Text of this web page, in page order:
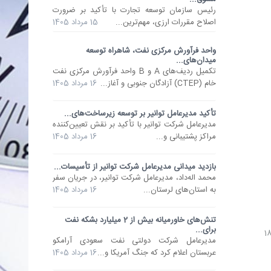
رئیس سازمان توسعه تجارت با تأکید بر ضرورت
اصلاح مقررات ارزی، مهم‌ترین...
15 مرداد 1405
واحد فرآورش مرکزی نفت، شاهراه توسعه
میدان‌های...
تکمیل ردیف‌های A و B واحد فرآورش مرکزی نفت
خام (CTEP) آزادگان جنوبی و آغاز...
16 مرداد 1405
تأکید مدیرعامل توانیر بر توسعه زیرساخت‌های...
مدیرعامل شرکت توانیر با تأکید بر نقش تعیین‌کننده
مراکز پشتیبانی و...
16 مرداد 1405
بازدید میدانی مدیرعامل شرکت توانیر از تأسیسات...
محمد اله‌داد، مدیرعامل شرکت توانیر، در جریان سفر
به استان‌های لرستان...
16 مرداد 1405
تنش‌های خاورمیانه بیش از 2 میلیارد بشکه نفت
برای...
مدیرعامل شرکت دولتی نفت سعودی آرامکو
عربستان اعلام کرد که جنگ آمریکا و...16 مرداد 1405